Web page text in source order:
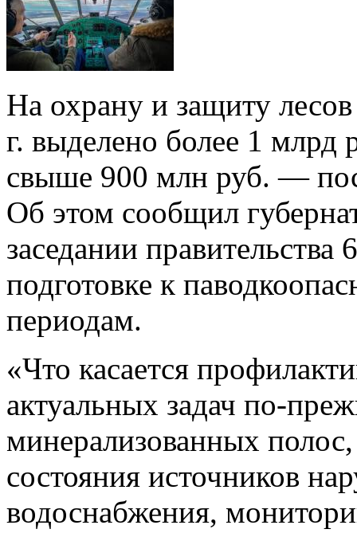
На охрану и защиту
г. выделено более 1 млрд
свыше 900 млн руб. —
Об этом сообщил
заседании
подготовке к
периодам.
«Что касается
актуальных задач по-
минерализованных
состояния источников
водоснабжения,